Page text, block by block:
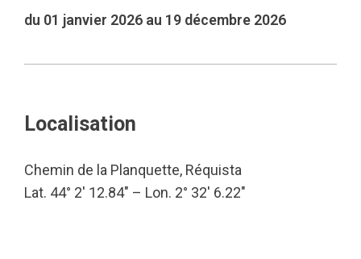
du 01 janvier 2026 au 19 décembre 2026
Localisation
Chemin de la Planquette, Réquista
Lat. 44° 2′ 12.84″ – Lon. 2° 32′ 6.22″